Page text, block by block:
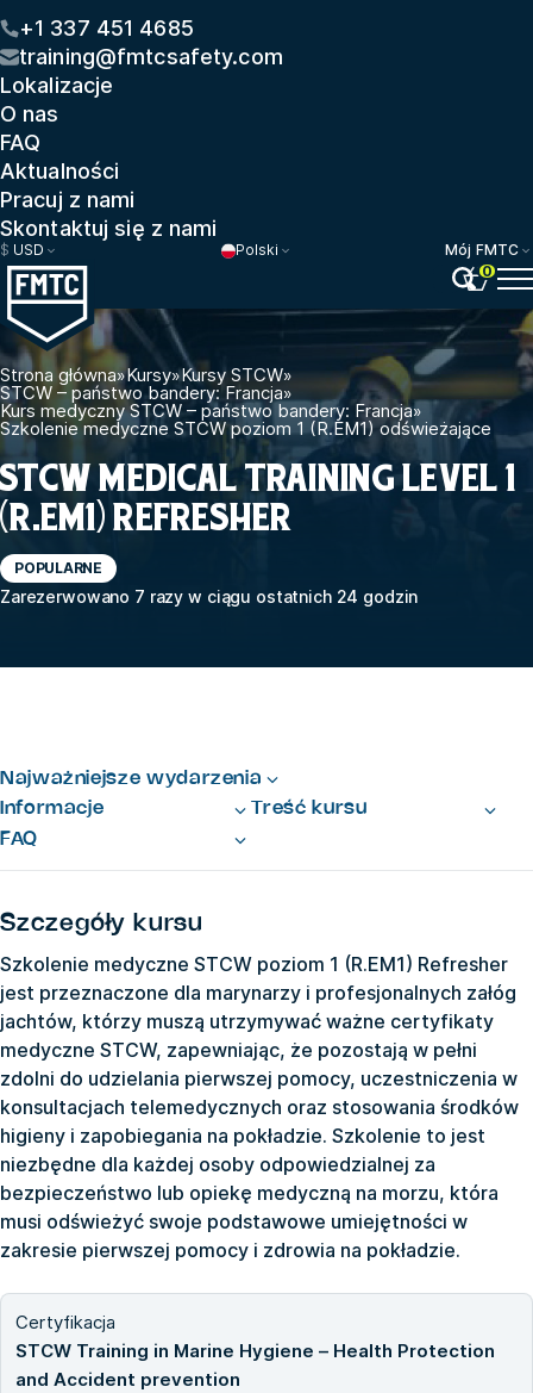
+1 337 451 4685
training@fmtcsafety.com
Lokalizacje
O nas
FAQ
Aktualności
Pracuj z nami
Skontaktuj się z nami
$ USD Polski
Mój FMTC
0
Strona główna»Kursy»Kursy STCW»
STCW – państwo bandery: Francja»
Kurs medyczny STCW – państwo bandery: Francja»
Szkolenie medyczne STCW poziom 1 (R.EM1) odświeżające
STCW MEDICAL TRAINING LEVEL 1
(R.EM1) REFRESHER
POPULARNE
Zarezerwowano 7 razy w ciągu ostatnich 24 godzin
Najważniejsze wydarzenia
Informacje
Treść kursu
FAQ
Szczegóły kursu
Szkolenie medyczne STCW poziom 1 (R.EM1) Refresher
jest przeznaczone dla marynarzy i profesjonalnych załóg
jachtów, którzy muszą utrzymywać ważne certyfikaty
medyczne STCW, zapewniając, że pozostają w pełni
zdolni do udzielania pierwszej pomocy, uczestniczenia w
konsultacjach telemedycznych oraz stosowania środków
higieny i zapobiegania na pokładzie. Szkolenie to jest
niezbędne dla każdej osoby odpowiedzialnej za
bezpieczeństwo lub opiekę medyczną na morzu, która
musi odświeżyć swoje podstawowe umiejętności w
zakresie pierwszej pomocy i zdrowia na pokładzie.
Certyfikacja
STCW Training in Marine Hygiene – Health Protection
and Accident prevention